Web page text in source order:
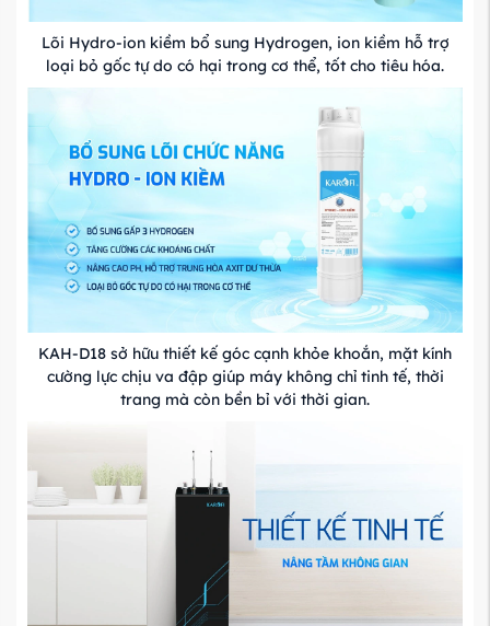
Lõi Hydro-ion kiềm bổ sung Hydrogen, ion kiềm hỗ trợ
loại bỏ gốc tự do có hại trong cơ thể, tốt cho tiêu hóa.
KAH-D18 sở hữu thiết kế góc cạnh khỏe khoắn, mặt kính
cường lực chịu va đập giúp máy không chỉ tinh tế, thời
trang mà còn bền bỉ với thời gian.